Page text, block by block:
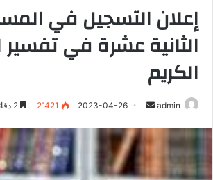
إعلان التسجيل في
الثانية عشرة في تفسير
الكريم
admin
أرسل
إلكترونيا
2023-04-26 2٬421